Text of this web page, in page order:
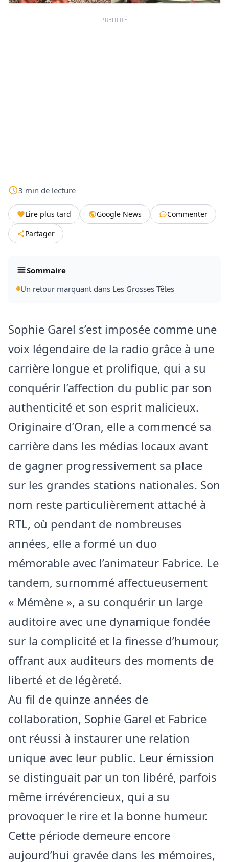
PUBLICITÉ
3 min de lecture
Lire plus tard Google News
Commenter
Partager
Sommaire
Un retour marquant dans Les Grosses Têtes
Sophie Garel s’est imposée comme une
voix légendaire de la radio grâce à une
carrière longue et prolifique, qui a su
conquérir l’affection du public par son
authenticité et son esprit malicieux.
Originaire d’Oran, elle a commencé sa
carrière dans les médias locaux avant
de gagner progressivement sa place
sur les grandes stations nationales. Son
nom reste particulièrement attaché à
RTL, où pendant de nombreuses
années, elle a formé un duo
mémorable avec l’animateur Fabrice. Le
tandem, surnommé affectueusement
« Mémène », a su conquérir un large
auditoire avec une dynamique fondée
sur la complicité et la finesse d’humour,
offrant aux auditeurs des moments de
liberté et de légèreté.
Au fil de quinze années de
collaboration, Sophie Garel et Fabrice
ont réussi à instaurer une relation
unique avec leur public. Leur émission
se distinguait par un ton libéré, parfois
même irrévérencieux, qui a su
provoquer le rire et la bonne humeur.
Cette période demeure encore
aujourd’hui gravée dans les mémoires,